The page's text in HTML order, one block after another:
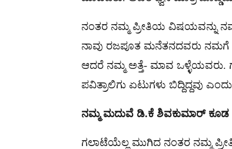
ನಂತರ ನಮ್ಮ ಪ್ರೀತಿಯ ವಿಷಯವನ್ನು
ನಾವು ರಜಪೂತ ಮನೆತನದವರು ನಮಗೆ
ಆದರೆ ನಮ್ಮ ಅತ್ತೆ- ಮಾವ
ಪವಿತ್ರಾಲಿಗು ಏಟುಗಳು ಬಿದ್ದಿದ್ದವು
ನಮ್ಮ ಮದುವೆ ಡಿ.ಕೆ ಶಿವಕುಮಾರ್​ ಕೂಡ
ಗಲಾಟೆಯೆಲ್ಲ ಮುಗಿದ ನಂತರ ನಮ್ಮ